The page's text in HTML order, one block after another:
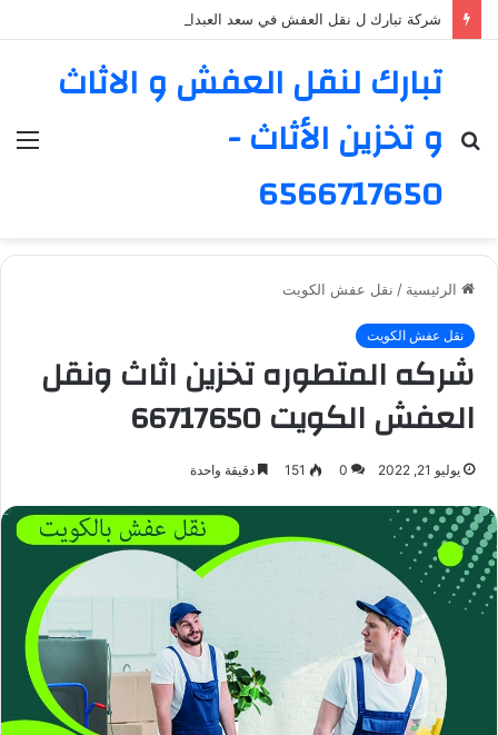
تبارك لنقل العفش و الاثاث
و تخزين الأثاث -
6566717650
بحث
الرئيسية / نقل عفش الكويت
نقل عفش الكويت
شركه المتطوره تخزين اثاث ونقل
العفش الكويت 66717650
يوليو 21, 2022 0
151 دقيقة واحدة